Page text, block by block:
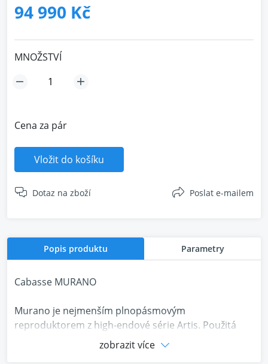
94 990 Kč
MNOŽSTVÍ
Cena za pár
Vložit do košíku
Dotaz na zboží Poslat e-mailem
Popis produktu Parametry
Cabasse MURANO
Murano je nejmenším plnopásmovým
reproduktorem z high-endové série Artis. Použitá
technická řešení pocházejí z vlajkových reprobeden
zobrazit více